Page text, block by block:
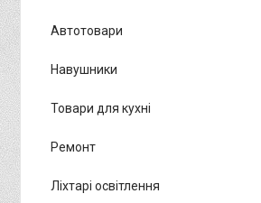
Автотовари
Навушники
Товари для кухні
Ремонт
Ліхтарі освітлення